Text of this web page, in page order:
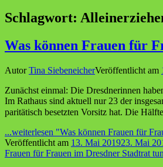
Schlagwort:
Was können Frauen für
AutorTina SiebeneicherVeröffentlicht am
Zunächst einmal: Die Dresdnerinnen
Im Rathaus sind aktuell nur 23 der
paritätisch besetzten Vorsitz hat. Die
...weiterlesen "Was können Frauen für
Veröffentlicht am 13. Mai 201923. Mai
Frauen für Frauen im Dresdner Stadtrat